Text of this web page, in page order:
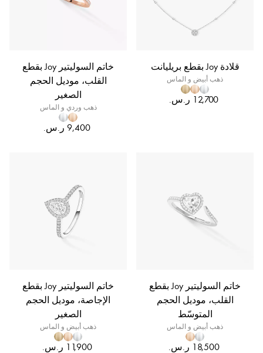
قلادة Joy بقطع بريليانت
ذهب أبيض و الماس
خاتم السوليتير Joy بقطع
القلب، موديل الحجم
الصغير
ذهب وردي و الماس
خاتم السوليتير Joy بقطع
القلب، موديل الحجم
المتوسّط
ذهب أبيض و الماس
‏18,500 ر.س.‏
خاتم السوليتير Joy بقطع
الإجاصة، موديل الحجم
الصغير
ذهب أبيض و الماس
‏11,900 ر.س.‏